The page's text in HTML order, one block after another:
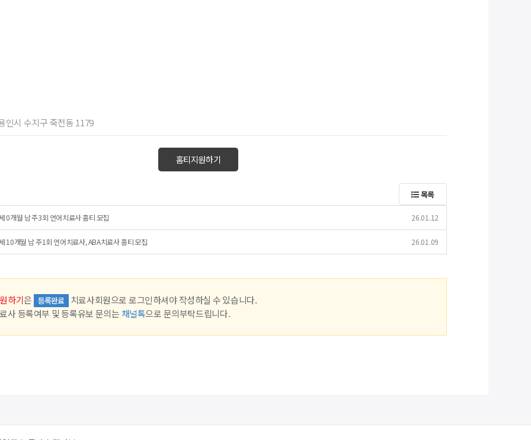
인시 수지구 죽전동 1179
홈티지원하기
목록
0개월 남 주3회 언어치료사 홈티 모집 26.01.12
10개월 남 주1회 언어치료사, ABA치료사 홈티 모집 26.01.09
하기은 등록완료
치료사회원으로 로그인하셔야 작성하실 수 있습니다.
사 등록여부 및 등록유보 문의는 채널톡으로 문의부탁드립니다.